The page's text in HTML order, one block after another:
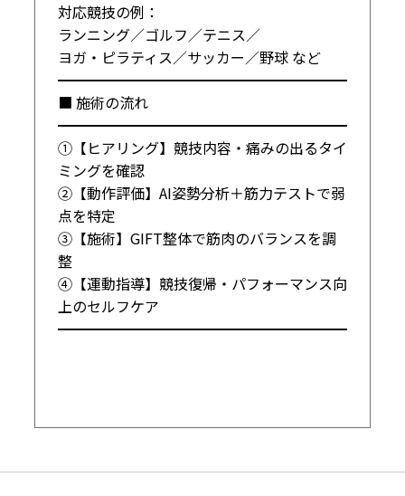
対応競技の例：
ランニング／ゴルフ／テニス／
ヨガ・ピラティス／サッカー／野球 など
━━━━━━━━━━━━━━━━━━━━
■ 施術の流れ
━━━━━━━━━━━━━━━━━━━━
①【ヒアリング】競技内容・痛みの出るタイ
ミングを確認
②【動作評価】AI姿勢分析＋筋力テストで弱
点を特定
③【施術】GIFT整体で筋肉のバランスを調
整
④【運動指導】競技復帰・パフォーマンス向
上のセルフケア
━━━━━━━━━━━━━━━━━━━━